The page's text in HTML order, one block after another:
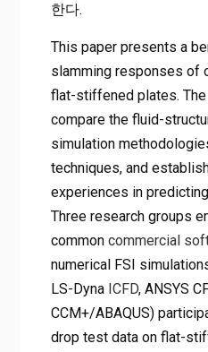
한다.
This paper presents a
slamming responses of
flat-stiffened plates.
compare the fluid-
simulation
techniques, and
experiences in
Three research groups
common commercial
numerical FSI
LS-Dyna ICFD, ANSYS
CCM+/ABAQUS)
drop test data on flat-